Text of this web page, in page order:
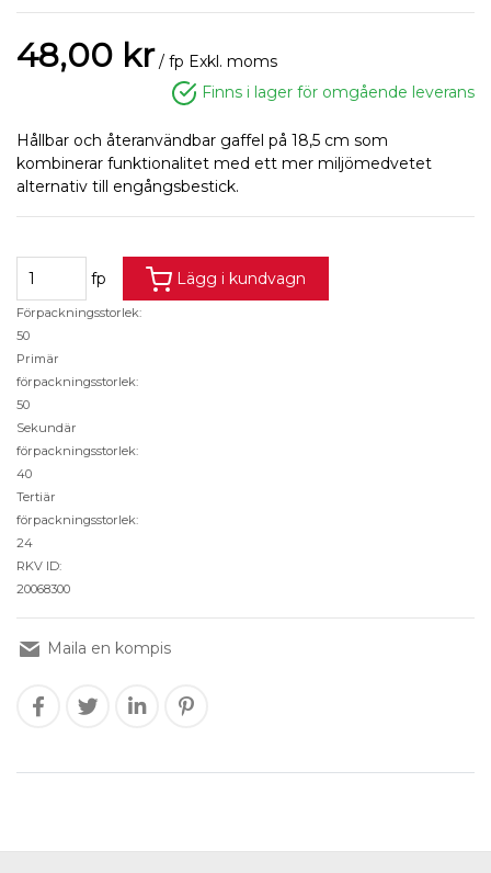
48,00 kr / fp Exkl. moms
Finns i lager för omgående leverans
Hållbar och återanvändbar gaffel på 18,5 cm som
kombinerar funktionalitet med ett mer miljömedvetet
alternativ till engångsbestick.
fp
Förpackningsstorlek:
50
Primär
förpackningsstorlek:
50
Sekundär
förpackningsstorlek:
40
Tertiär
förpackningsstorlek:
24
RKV ID:
20068300
Lägg i kundvagn
Maila en kompis